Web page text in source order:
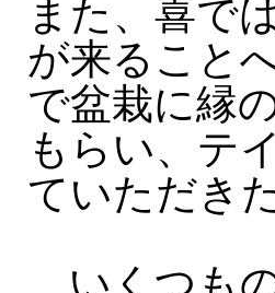
また、喜で
が来ること
で盆栽に縁
もらい、テ
ていただき
いくつも